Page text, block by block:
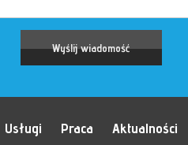
Usługi Praca Aktualności